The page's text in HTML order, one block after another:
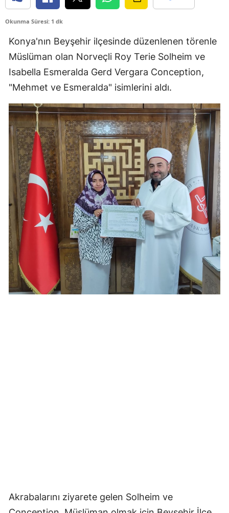
Çorum
Diyarbakır
Edirne
Elazığ
Erzincan
Erzurum
Eskişehir
Gaziantep
Giresun
Gümüşhane
Hakkari
Isparta
Mersin
Kütahya
Okunma Süresi: 1 dk
Konya'nın Beyşehir ilçesinde düzenlenen törenle
Müslüman olan Norveçli Roy Terie Solheim ve
Isabella Esmeralda Gerd Vergara Conception,
"Mehmet ve Esmeralda" isimlerini aldı.
Akrabalarını ziyarete gelen Solheim ve